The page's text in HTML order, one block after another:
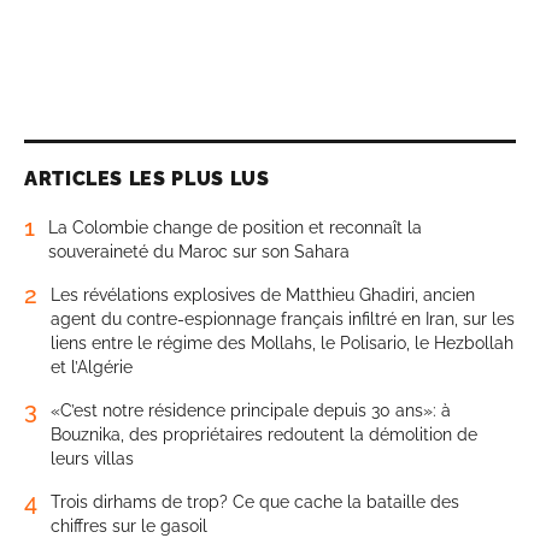
ARTICLES LES PLUS LUS
1
La Colombie change de position et reconnaît la
souveraineté du Maroc sur son Sahara
2
Les révélations explosives de Matthieu Ghadiri, ancien
agent du contre-espionnage français infiltré en Iran, sur les
liens entre le régime des Mollahs, le Polisario, le Hezbollah
et l’Algérie
3
«C’est notre résidence principale depuis 30 ans»: à
Bouznika, des propriétaires redoutent la démolition de
leurs villas
4
Trois dirhams de trop? Ce que cache la bataille des
chiffres sur le gasoil